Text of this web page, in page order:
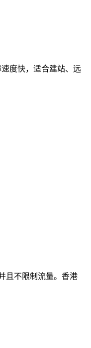
度快，适合建站、远
且不限制流量。香港